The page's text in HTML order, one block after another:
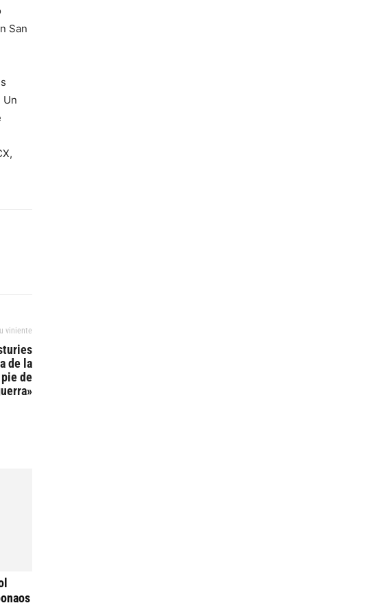
San
Un
viniente
de la
de